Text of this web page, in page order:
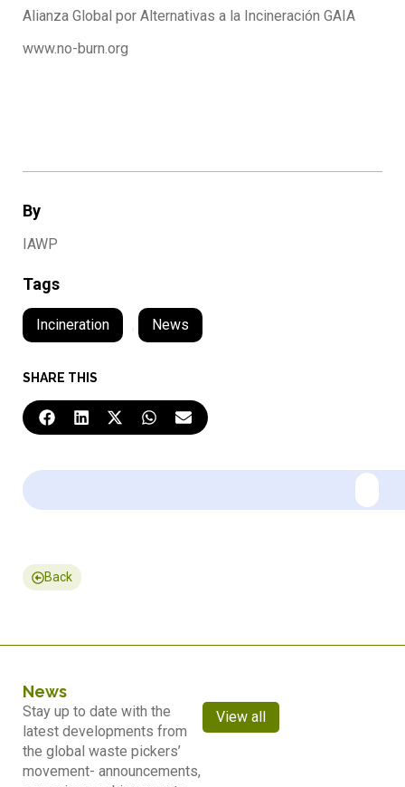
By
IAWP
Tags
Incineration , News
SHARE THIS
Alianza Global por Alternativas a la Incineración GAIA
www.no-burn.org
Back
News
Stay up to date with the
latest developments from
the global waste pickers’
movement- announcements,
View all